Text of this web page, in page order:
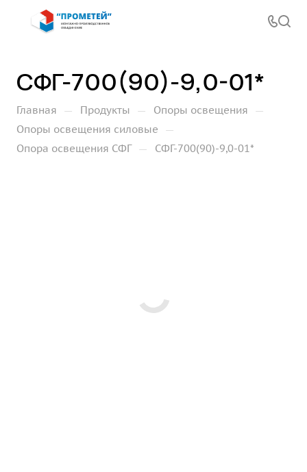
СФГ-700(90)-9,0-01*
Главная — Продукты — Опоры освещения —
Опоры освещения силовые —
Опора освещения СФГ — СФГ-700(90)-9,0-01*